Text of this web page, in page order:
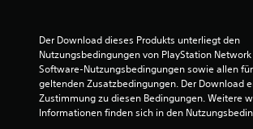
Der Download dieses Produkts unterliegt den
Nutzungsbedingungen von PlayStation
Software-Nutzungsbedingungen sowie allen
geltenden Zusatzbedingungen. Der Download
Zustimmung zu diesen Bedingungen. Weitere
Informationen finden sich in den